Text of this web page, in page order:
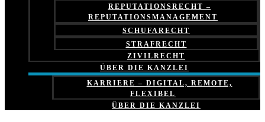
REPUTATIONSRECHT –
REPUTATIONSMANAGEMENT
SCHUFARECHT
STRAFRECHT
ZIVILRECHT
ÜBER DIE KANZLEI
KARRIERE – DIGITAL, REMOTE,
FLEXIBEL
ÜBER DIE KANZLEI